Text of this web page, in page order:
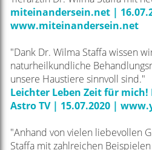
miteinandersein.net |
www.miteinandersein.net
"Dank Dr. Wilma Staffa wissen
naturheilkundliche
unsere Haustiere sinnvoll sind."
Leichter Leben Zeit für
Astro TV | 15.07.2020 |
"Anhand von vielen liebevollen
Staffa mit zahlreichen Beispielen